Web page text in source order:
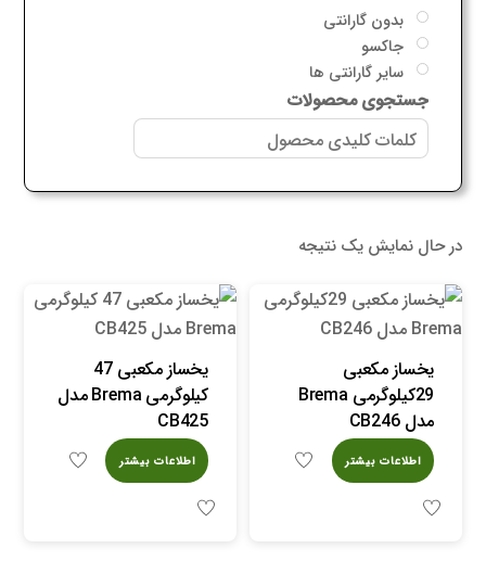
بدون گارانتی
جاکسو
سایر گارانتی ها
جستجوی محصولات
در حال نمایش یک نتیجه
یخساز مکعبی
29کیلوگرمی Brema
مدل CB246
اطلاعات بیشتر
یخساز مکعبی 47
کیلوگرمی Brema مدل
CB425
اطلاعات بیشتر